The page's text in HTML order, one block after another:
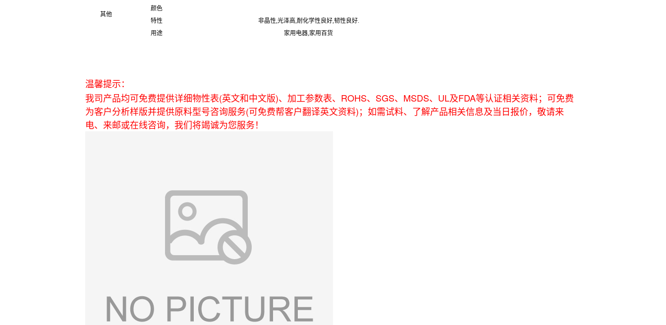
其他
颜色
特性
非晶性,光泽高,耐化学性良好,韧性良好.
用途
家用电器,家用百货
温馨提示：
我司产品均可免费提供详细物性表(英文和中文版)、加工参数表、ROHS、SGS、MSDS、UL及FDA等认证相关资料；可免费
为客户分析样版并提供原料型号咨询服务(可免费帮客户翻译英文资料)；如需试料、了解产品相关信息及当日报价，敬请来
电、来邮或在线咨询，我们将竭诚为您服务！